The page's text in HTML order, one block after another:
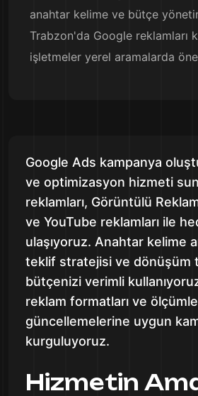
anahtar kelime ve bütçe
Trabzon'da Google reklamları
işletmeler yerel aramalarda öne
Google Ads kampanya
ve optimizasyon hizmeti
reklamları, Görüntülü
ve YouTube reklamları ile
ulaşıyoruz. Anahtar kelime
teklif stratejisi ve dönüşüm
bütçenizi verimli
reklam formatları ve
güncellemelerine uygun
kurguluyoruz.
Hizmetin